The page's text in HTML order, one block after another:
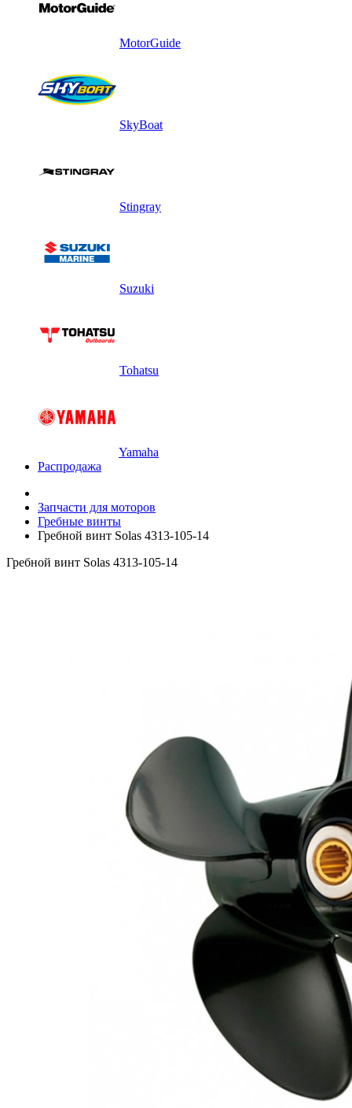
MotorGuide
SkyBoat
Stingray
Suzuki
Tohatsu
Yamaha
Распродажа
Запчасти для моторов
Гребные винты
Гребной винт Solas 4313-105-14
Гребной винт Solas 4313-105-14